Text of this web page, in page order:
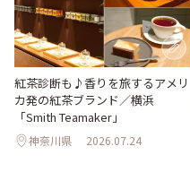
紅茶診断も♪香りを旅するアメリ
カ発の紅茶ブランド／横浜
「Smith Teamaker」
神奈川県 2026.07.24